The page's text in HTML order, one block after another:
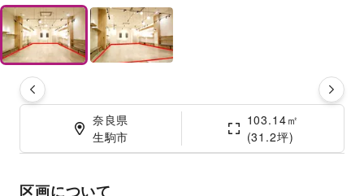
奈良県
生駒市
103.14㎡
(31.2坪)
区画について